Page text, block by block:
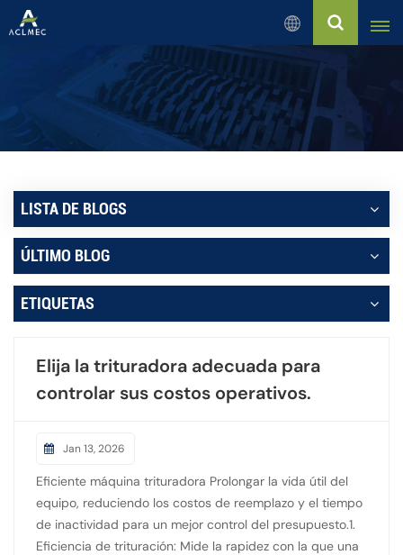
Español
English
Русский
Español
بالعربية
Français
Português
LISTA DE BLOGS
ÚLTIMO BLOG
ETIQUETAS
Elija la trituradora adecuada para
controlar sus costos operativos.
Jan 13, 2026
Eficiente máquina trituradora Prolongar la vida útil del
equipo, reduciendo los costos de reemplazo y el tiempo
de inactividad para un mejor control del presupuesto.1.
Eficiencia de trituración: Mide la rapidez con la que una